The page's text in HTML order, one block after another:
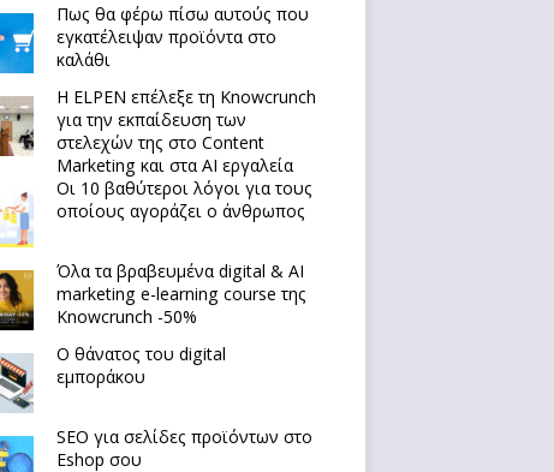
Πως θα φέρω πίσω αυτούς που
εγκατέλειψαν προϊόντα στο
καλάθι
Η ELPEN επέλεξε τη Knowcrunch
για την εκπαίδευση των
στελεχών της στο Content
Marketing και στα AI εργαλεία
Οι 10 βαθύτεροι λόγοι για τους
οποίους αγοράζει ο άνθρωπος
Όλα τα βραβευμένα digital & AI
marketing e-learning course της
Knowcrunch -50%
Ο θάνατος του digital
εμποράκου
SEO για σελίδες προϊόντων στο
Eshop σου